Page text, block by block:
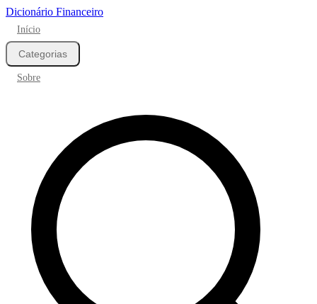
Dicionário Financeiro
Início
Categorias
Sobre